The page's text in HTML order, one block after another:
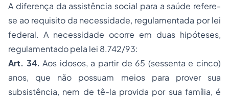
A diferença da assistência social para a saúde refere-
se ao requisito da necessidade, regulamentada por lei
federal. A necessidade ocorre em duas hipóteses,
regulamentado pela lei 8.742/93:
Art. 34.Aos idosos, a partir de 65 (sessenta e cinco)
anos, que não possuam meios para prover sua
subsistência, nem de tê-la provida por sua família, é